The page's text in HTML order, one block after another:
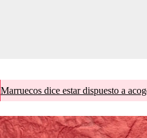
Marruecos dice estar dispuesto a